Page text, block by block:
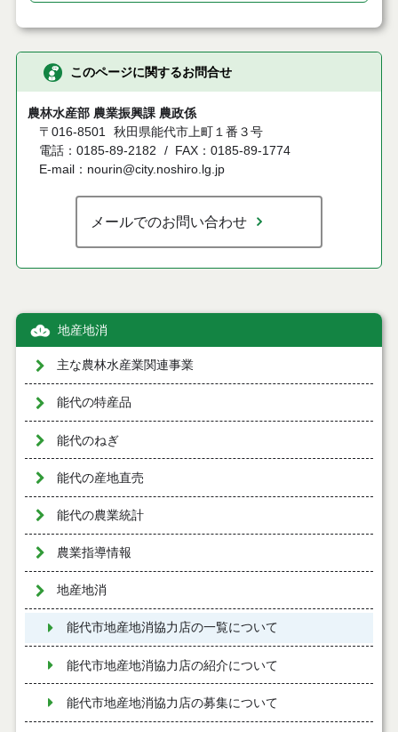
このページに関するお問合せ
農林水産部 農業振興課 農政係
〒016-8501
秋田県能代市上町１番３号
電話：0185-89-2182
FAX：0185-89-1774
E-mail：nourin@city.noshiro.lg.jp
メールでのお問い合わせ
地産地消
主な農林水産業関連事業
能代の特産品
能代のねぎ
能代の産地直売
能代の農業統計
農業指導情報
地産地消
能代市地産地消協力店の一覧について
能代市地産地消協力店の紹介について
能代市地産地消協力店の募集について